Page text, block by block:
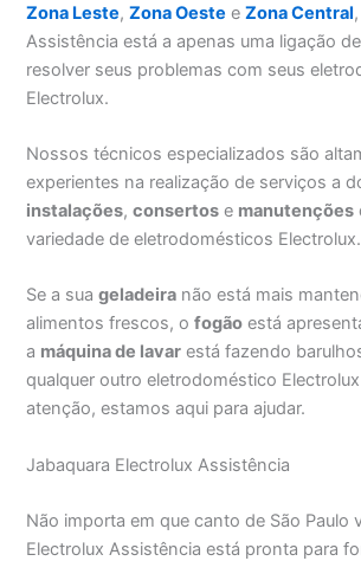
Zona Leste,Zona Oeste eZona Central
Assistência está a apenas uma ligação
resolver seus problemas com seus
Electrolux.
Nossos técnicos especializados são
experientes na realização de serviços a
instalações,consertos e manutenções
variedade de eletrodomésticos Electrolux.
Se a suageladeira não está mais
alimentos frescos, ofogão está
a máquina de lavar está fazendo
qualquer outro eletrodoméstico
atenção, estamos aqui para ajudar.
Jabaquara Electrolux Assistência
Não importa em que canto de São Paulo
Electrolux Assistência está pronta para